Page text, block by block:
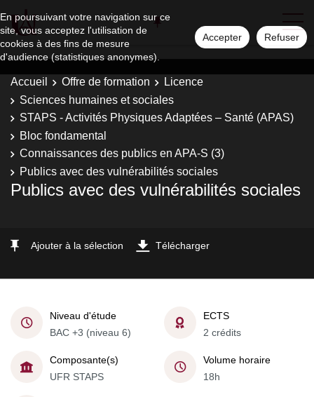
En poursuivant votre navigation sur ce
site, vous acceptez l'utilisation de
cookies à des fins de mesure
d'audience (statistiques anonymes).
Accepter Refuser
Accueil Offre de formation
Licence
Sciences humaines et sociales
STAPS - Activités Physiques Adaptées – Santé (APAS)
Bloc fondamental
Connaissances des publics en APA-S (3)
Publics avec des vulnérabilités sociales
Publics avec des vulnérabilités sociales
Ajouter à la sélection Télécharger
Niveau d'étude
BAC +3 (niveau 6)
ECTS
2 crédits
Composante(s)
UFR STAPS
Volume horaire
18h